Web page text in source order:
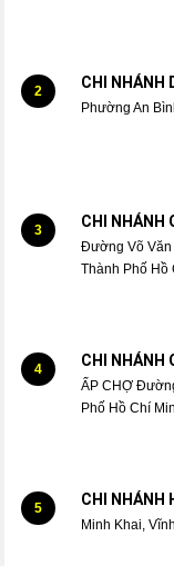
2 CHI NHÁNH
Phường An
3 CHI NHÁNH
Đường Võ Văn
Thành Phố Hồ
4 CHI NHÁNH
ẤP CHỢ
Phố Hồ Chí
5 CHI NHÁNH
Minh Khai,